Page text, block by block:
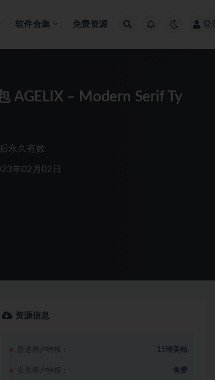
软件合集 免费资源 登
AGELIX – Modern Serif Ty
永久有效
年02月02日
资源信息
普通用户特权： 15琦美钻
会员用户特权： 免费